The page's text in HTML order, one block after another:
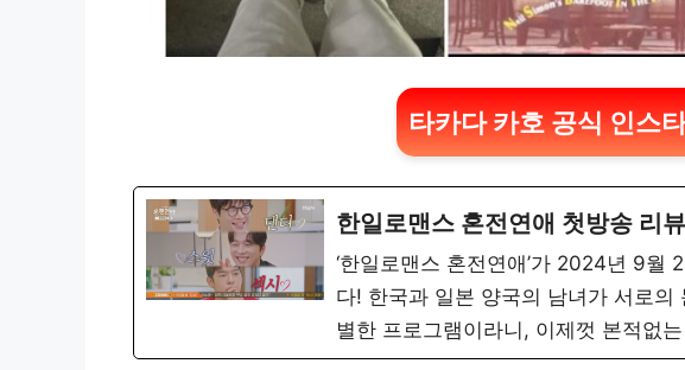
타카다 카호 공식 인스
한일로맨스 혼전연애 첫방송 리뷰
‘한일로맨스 혼전연애’가 2024년 9월
다! 한국과 일본 양국의 남녀가 서로
별한 프로그램이라니, 이제껏 본적없